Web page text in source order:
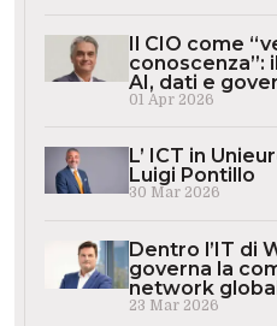
Il CIO come
conoscenza”:
AI, dati e
01 Apr 2026
L’ ICT in
Luigi Pontillo
30 Mar 2026
Dentro l’IT di
governa la
network
23 Mar 2026